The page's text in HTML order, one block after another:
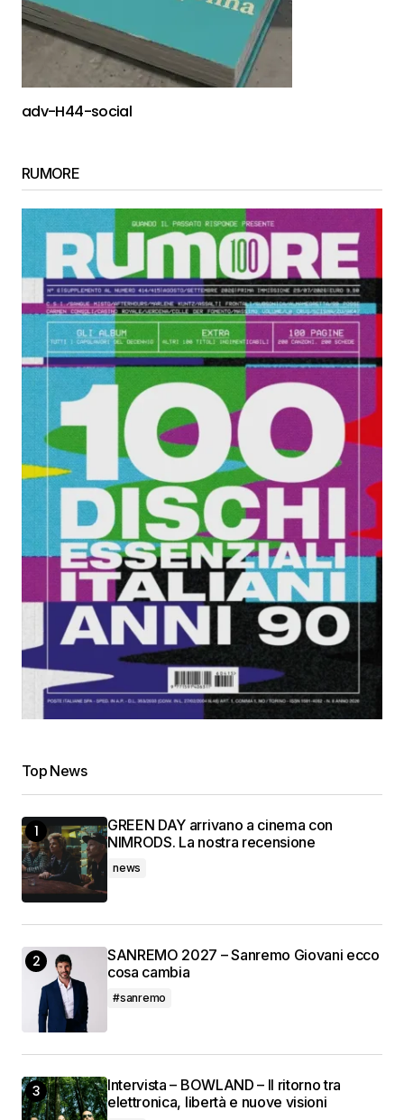
adv-H44-social
RUMORE
Top News
GREEN DAY arrivano a cinema con
NIMRODS. La nostra recensione
news
SANREMO 2027 – Sanremo Giovani ecco
cosa cambia
#sanremo
Intervista – BOWLAND – Il ritorno tra
elettronica, libertà e nuove visioni